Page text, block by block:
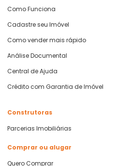
Como Funciona
Cadastre seu Imóvel
Como vender mais rápido
Análise Documental
Central de Ajuda
Crédito com Garantia de Imóvel
Construtoras
Parcerias Imobiliárias
Comprar ou alugar
Quero Comprar